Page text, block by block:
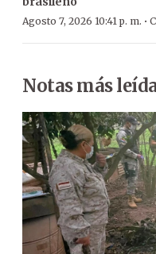
Agosto 7, 2026 10:41 p. m. ·
Notas más